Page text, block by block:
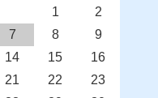
1
2
7 8
9
14 15
16
21 22
23